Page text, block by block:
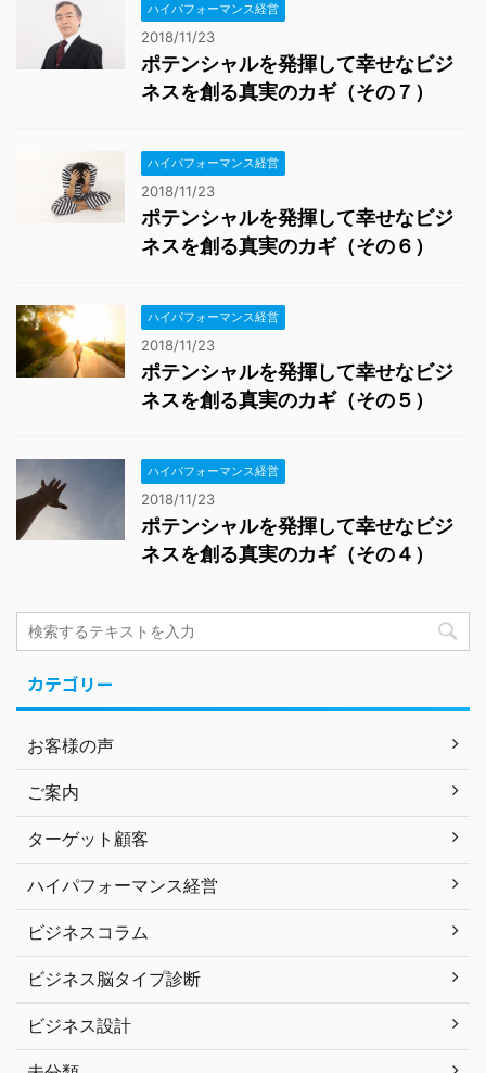
ハイパフォーマンス経営
2018/11/23
ポテンシャルを発揮して幸せなビジ
ネスを創る真実のカギ（その７）
ハイパフォーマンス経営
2018/11/23
ポテンシャルを発揮して幸せなビジ
ネスを創る真実のカギ（その６）
ハイパフォーマンス経営
2018/11/23
ポテンシャルを発揮して幸せなビジ
ネスを創る真実のカギ（その５）
ハイパフォーマンス経営
2018/11/23
ポテンシャルを発揮して幸せなビジ
ネスを創る真実のカギ（その４）
カテゴリー
お客様の声
ご案内
ターゲット顧客
ハイパフォーマンス経営
ビジネスコラム
ビジネス脳タイプ診断
ビジネス設計